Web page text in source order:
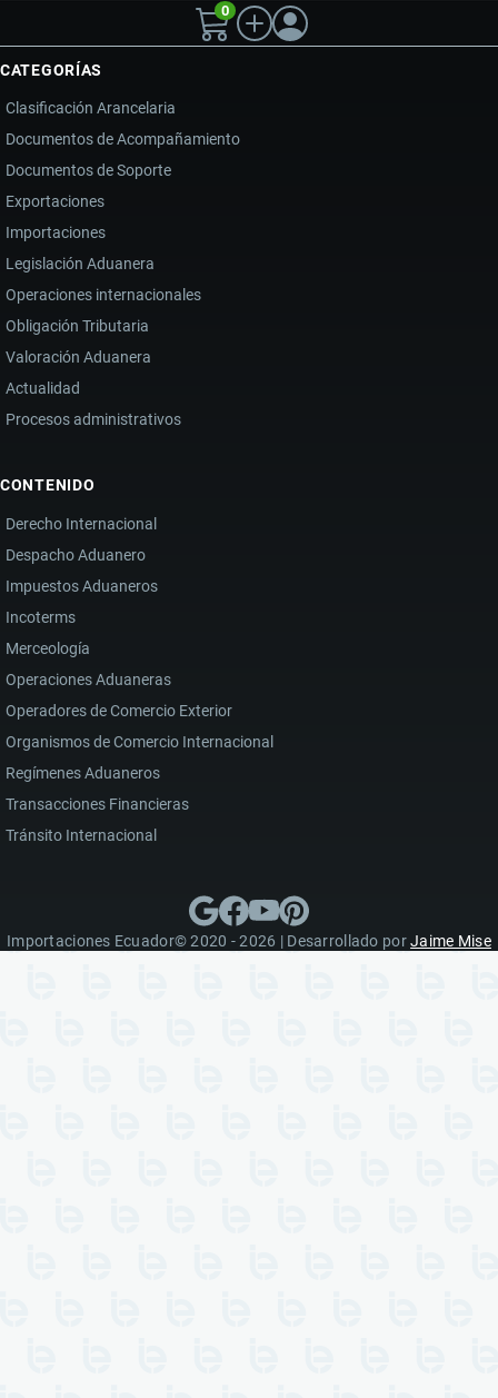
0
CATEGORÍAS
Clasificación Arancelaria
Documentos de Acompañamiento
Documentos de Soporte
Exportaciones
Importaciones
Legislación Aduanera
Operaciones internacionales
Obligación Tributaria
Valoración Aduanera
Actualidad
Procesos administrativos
CONTENIDO
Derecho Internacional
Despacho Aduanero
Impuestos Aduaneros
Incoterms
Merceología
Operaciones Aduaneras
Operadores de Comercio Exterior
Organismos de Comercio Internacional
Regímenes Aduaneros
Transacciones Financieras
Tránsito Internacional
Importaciones Ecuador© 2020 - 2026 | Desarrollado porJaime Mise